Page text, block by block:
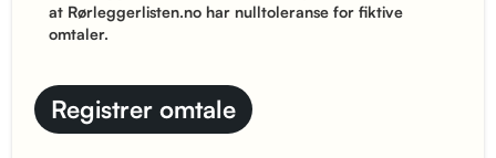
at Rørleggerlisten.no har nulltoleranse for fiktive
omtaler.